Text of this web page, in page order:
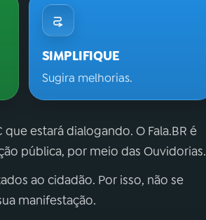
SIMPLIFIQUE
Sugira melhorias.
estará dialogando. O Fala.BR é
pública, por meio das Ouvidorias.
ao cidadão. Por isso, não se
manifestação.